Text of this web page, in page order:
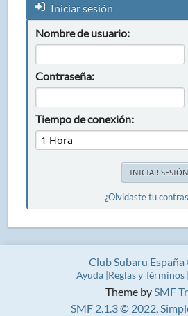
Iniciar sesión
Nombre de usuario:
Contraseña:
Tiempo de conexión:
¿Olvidaste tu
Theme bySMF
SMF 2.1.3 © 2022,
Club Subaru
Ayuda Reglas y Términos